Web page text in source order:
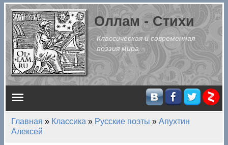
Перейти к основному содержанию
Оллам - Стихи
Классическая и современная
поэзия мира
Главное меню
Вы здесь
Главная » Классика » Русские поэты » Апухтин
Алексей